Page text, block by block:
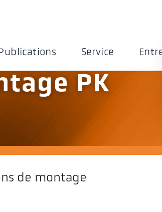
Publications Service
PK
de montage